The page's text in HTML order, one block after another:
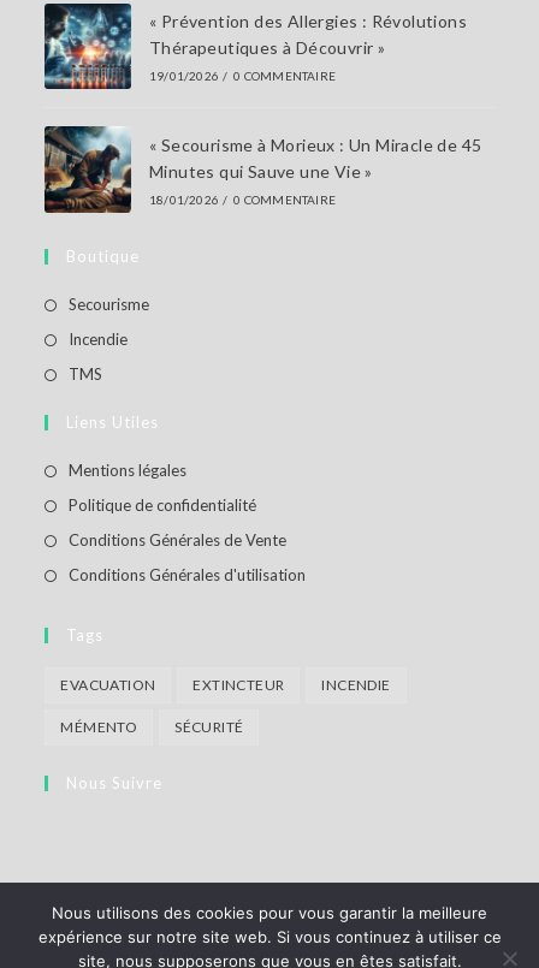
« Prévention des Allergies : Révolutions
Thérapeutiques à Découvrir »
19/01/2026 / 0 COMMENTAIRE
« Secourisme à Morieux : Un Miracle de 45
Minutes qui Sauve une Vie »
18/01/2026 / 0 COMMENTAIRE
Boutique
Secourisme
Incendie
TMS
Liens Utiles
Mentions légales
Politique de confidentialité
Conditions Générales de Vente
Conditions Générales d'utilisation
Tags
EVACUATION EXTINCTEUR INCENDIE
MÉMENTO SÉCURITÉ
Nous Suivre
Qui sommes-nous ? Contactez-nous
Conditins générales de vente
Nous utilisons des cookies pour vous garantir la meilleure
expérience sur notre site web. Si vous continuez à utiliser ce
site, nous supposerons que vous en êtes satisfait.